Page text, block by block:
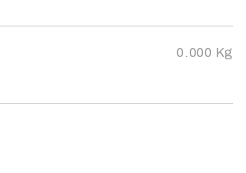
0.000 Kg